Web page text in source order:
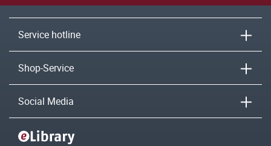
Service hotline
Shop-Service
Social Media